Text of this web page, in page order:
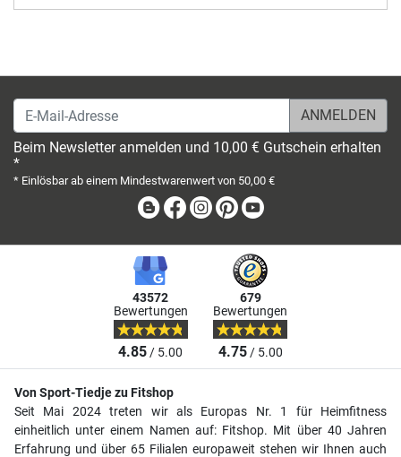
E-Mail-Adresse
Beim Newsletter anmelden und 10,00 € Gutschein erhalten
*
* Einlösbar ab einem Mindestwarenwert von 50,00 €
BlogFacebook
Instagram
Pinterest
43572
Bewertungen
4.85/ 5.00
679
Bewertungen
4.75/ 5.00
Von Sport-Tiedje zu Fitshop
Seit Mai 2024 treten wir als Europas Nr. 1 für Heimfitness
einheitlich unter einem Namen auf: Fitshop. Mit über 40 Jahren
Erfahrung und über 65 Filialen europaweit stehen wir Ihnen auch